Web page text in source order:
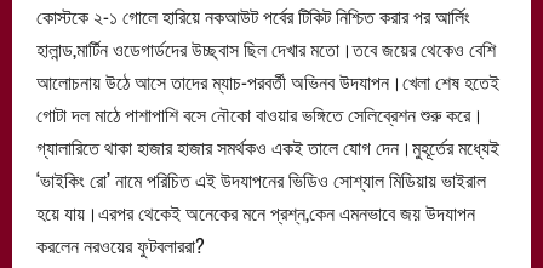
কোস্টকে ২-১ গোলে হারিয়ে নকআউট পর্বের টিকিট নিশ্চিত করার পর আর্লিং
হালান্ড,মার্টিন ওডেগার্ডদের উচ্ছ্বাস ছিল দেখার মতো।তবে জয়ের থেকেও বেশি
আলোচনায় উঠে আসে তাদের ম্যাচ-পরবর্তী অভিনব উদযাপন।খেলা শেষ হতেই
গোটা দল মাঠে পাশাপাশি বসে নৌকো বাওয়ার ভঙ্গিতে সেলিব্রেশন শুরু করে।
গ্যালারিতে থাকা হাজার হাজার সমর্থকও একই তালে যোগ দেন।মুহূর্তের মধ্যেই
‘ভাইকিং রো’ নামে পরিচিত এই উদযাপনের ভিডিও সোশ্যাল মিডিয়ায় ভাইরাল
হয়ে যায়।এরপর থেকেই অনেকের মনে প্রশ্ন,কেন এমনভাবে জয় উদযাপন
করলেন নরওয়ের ফুটবলাররা?